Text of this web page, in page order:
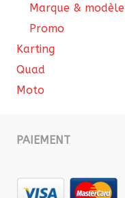
Marque & modèle
Promo
Karting
Quad
Moto
PAIEMENT